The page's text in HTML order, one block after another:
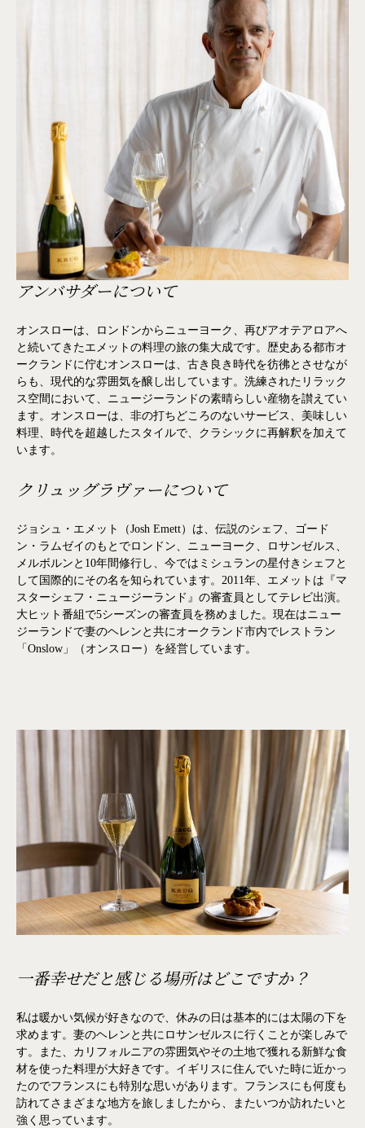
アンバサダーについて
オンスローは、ロンドンからニューヨーク、再びアオテアロアへ
と続いてきたエメットの料理の旅の集大成です。歴史ある都市オ
ークランドに佇むオンスローは、古き良き時代を彷彿とさせなが
らも、現代的な雰囲気を醸し出しています。洗練されたリラック
ス空間において、ニュージーランドの素晴らしい産物を讃えてい
ます。オンスローは、非の打ちどころのないサービス、美味しい
料理、時代を超越したスタイルで、クラシックに再解釈を加えて
います。
クリュッグラヴァーについて
ジョシュ・エメット（Josh Emett）は、伝説のシェフ、ゴード
ン・ラムゼイのもとでロンドン、ニューヨーク、ロサンゼルス、
メルボルンと10年間修行し、今ではミシュランの星付きシェフと
して国際的にその名を知られています。2011年、エメットは『マ
スターシェフ・ニュージーランド』の審査員としてテレビ出演。
大ヒット番組で5シーズンの審査員を務めました。現在はニュー
ジーランドで妻のヘレンと共にオークランド市内でレストラン
「Onslow」（オンスロー）を経営しています。
一番幸せだと感じる場所はどこですか？
私は暖かい気候が好きなので、休みの日は基本的には太陽の下を
求めます。妻のヘレンと共にロサンゼルスに行くことが楽しみで
す。また、カリフォルニアの雰囲気やその土地で獲れる新鮮な食
材を使った料理が大好きです。イギリスに住んでいた時に近かっ
たのでフランスにも特別な思いがあります。フランスにも何度も
訪れてさまざまな地方を旅しましたから、またいつか訪れたいと
強く思っています。